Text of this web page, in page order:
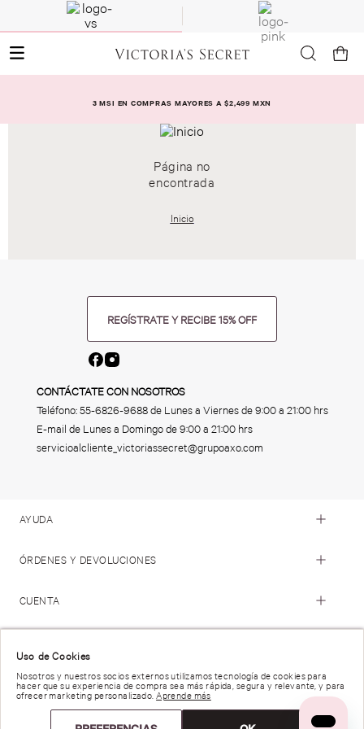
3 MSI EN COMPRAS MAYORES A $2,499 MXN
Uso de Cookies
Nosotros y nuestros socios externos utilizamos tecnología de cookies para
hacer que su experiencia de compra sea más rápida, segura y relevante, y para
ofrecer marketing personalizado. Aprende más
Página no
encontrada
Inicio
REGÍSTRATE Y RECIBE 15% OFF
CONTÁCTATE CON NOSOTROS
Teléfono:55-6826-9688de Lunes a Viernes de 9:00 a 21:00 hrs
E-mail de Lunes a Domingo de 9:00 a 21:00 hrs
servicioalcliente_victoriassecret@grupoaxo.com
AYUDA
ÓRDENES Y DEVOLUCIONES
CUENTA
Términos de Uso |Privacidad y Seguridad |
Derechos de Privacidad |Preferencias de anuncios |